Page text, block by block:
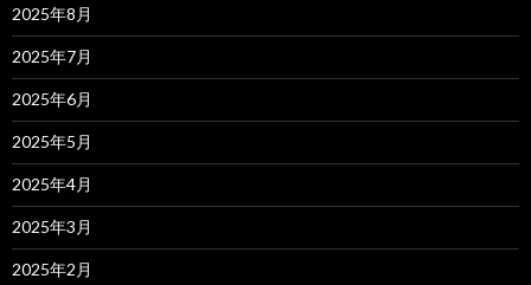
2025年8月
2025年7月
2025年6月
2025年5月
2025年4月
2025年3月
2025年2月